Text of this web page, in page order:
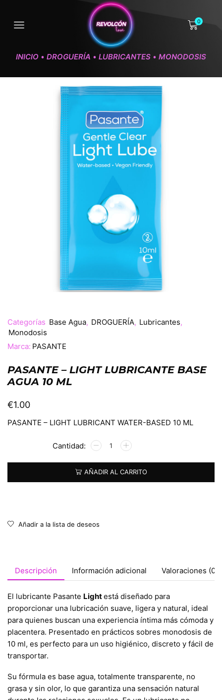
0
INICIO • DROGUERÍA • LUBRICANTES • MONODOSIS
Categorías Base Agua, DROGUERÍA, Lubricantes,
Monodosis
Marca: PASANTE
PASANTE – LIGHT LUBRICANTE BASE
AGUA 10 ML
€1.00
PASANTE – LIGHT LUBRICANT WATER-BASED 10 ML
AÑADIR AL CARRITO
Alternative:
Añadir a la lista de deseos
Descripción Información adicional Valoraciones (0)
El lubricante Pasante Lightestá diseñado para
proporcionar una lubricación suave, ligera y natural, ideal
para quienes buscan una experiencia íntima más cómoda y
placentera. Presentado en prácticos sobres monodosis de
10 ml, es perfecto para un uso higiénico, discreto y fácil de
transportar.
Su fórmula es base agua, totalmente transparente, no
grasa y sin olor, lo que garantiza una sensación natural